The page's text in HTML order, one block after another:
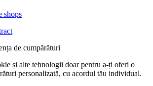
shops
de cumpărături
și alte tehnologii doar pentru a-ți oferi o
personalizată, cu acordul tău individual.